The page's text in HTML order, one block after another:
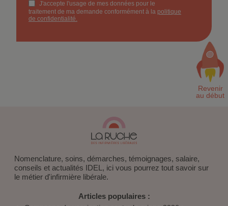
Nomenclature, soins, démarches, témoignages, salaire,
conseils et actualités IDEL, ici vous pourrez tout savoir sur
le métier d'infirmière libérale.
Articles populaires :